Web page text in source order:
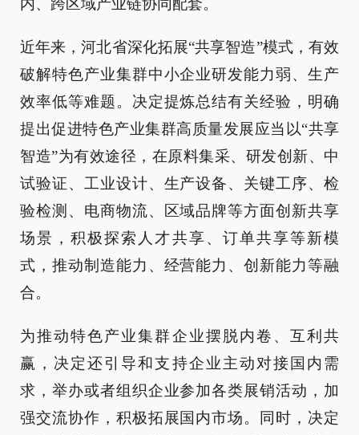
内、跨区域产业链协同配套。
近年来，河北省深化拓展“共享智造”模式，有效
破解特色产业集群中小企业研发能力弱、生产
效率低等难题。决定提炼总结有关经验，明确
提出促进特色产业集群高质量发展应当以“共享
智造”为有效途径，在原料集采、研发创新、中
试验证、工业设计、生产设备、关键工序、检
验检测、电商物流、区域品牌等方面创新共享
场景，积极探索人才共享、订单共享等新模
式，推动制造能力、经营能力、创新能力等融
合。
为推动特色产业集群企业摆脱内卷、互利共
赢，决定还引导和支持企业主动对接国内需
求，举办或者组织企业参加各类展销活动，加
强交流协作，积极拓展国内市场。同时，决定